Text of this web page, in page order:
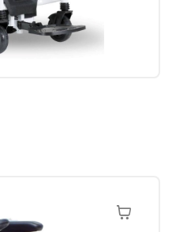
Přidat Do